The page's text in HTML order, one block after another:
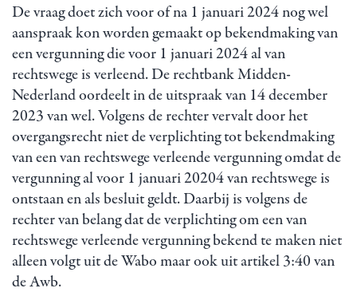
De vraag doet zich voor of na 1 januari 2024 nog wel
aanspraak kon worden gemaakt op bekendmaking van
een vergunning die voor 1 januari 2024 al van
rechtswege is verleend. De rechtbank Midden-
Nederland oordeelt in de uitspraak van 14 december
2023 van wel. Volgens de rechter vervalt door het
overgangsrecht niet de verplichting tot bekendmaking
van een van rechtswege verleende vergunning omdat de
vergunning al voor 1 januari 20204 van rechtswege is
ontstaan en als besluit geldt. Daarbij is volgens de
rechter van belang dat de verplichting om een van
rechtswege verleende vergunning bekend te maken niet
alleen volgt uit de Wabo maar ook uit artikel 3:40 van
de Awb.